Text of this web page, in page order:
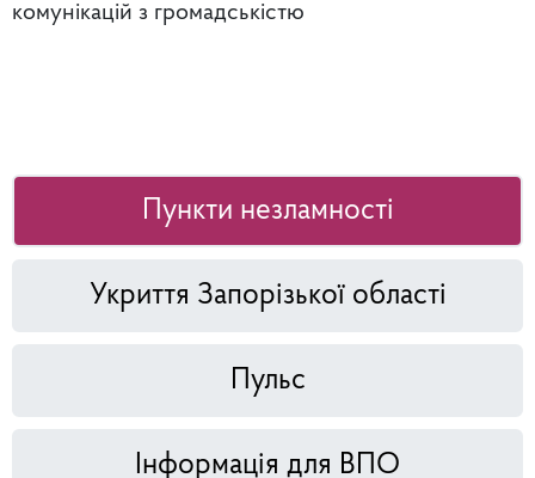
комунікацій з громадськістю
Пункти незламності
Укриття Запорізької області
Пульс
Інформація для ВПО